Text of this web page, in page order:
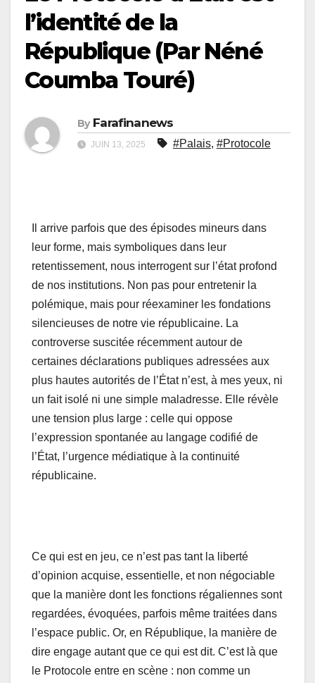
l’identité de la
République (Par Néné
Coumba Touré)
By Farafinanews
JUIN 13, 2025 #Palais, #Protocole
Il arrive parfois que des épisodes mineurs dans
leur forme, mais symboliques dans leur
retentissement, nous interrogent sur l’état profond
de nos institutions. Non pas pour entretenir la
polémique, mais pour réexaminer les fondations
silencieuses de notre vie républicaine. La
controverse suscitée récemment autour de
certaines déclarations publiques adressées aux
plus hautes autorités de l’État n’est, à mes yeux, ni
un fait isolé ni une simple maladresse. Elle révèle
une tension plus large : celle qui oppose
l’expression spontanée au langage codifié de
l’État, l’urgence médiatique à la continuité
républicaine.
Ce qui est en jeu, ce n’est pas tant la liberté
d’opinion acquise, essentielle, et non négociable
que la manière dont les fonctions régaliennes sont
regardées, évoquées, parfois même traitées dans
l’espace public. Or, en République, la manière de
dire engage autant que ce qui est dit. C’est là que
le Protocole entre en scène : non comme un